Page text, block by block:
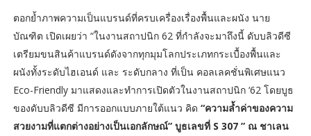
ตอกย้ำภาพความเป็นแบรนด์ที่ครบเครื่องเรื่องพื้นและผนัง นาย
บัณฑิต เปิดเผยว่า “ในงานสถาปนิก 62 ที่กำลังจะมาถึงนี้ ดับบลิวดีซี
เตรียมขนสินค้าแบรนด์ดังจากทุกมุมโลกประเภทกระเบื้องพื้นและ
ผนังทั้งระดับไฮเอนด์ และ ระดับกลาง ที่เป็น คอลเลคชั่นพิเศษแนว
Eco-Friendly มาแสดงและทำการเปิดตัวในงานสถาปนิก ‘62 โดยบูธ
ของดับบลิวดีซี มีการออกแบบภายใต้แนว คิด “ความล้ำค่าของความ
สวยงามที่แตกต่างอย่างเป็นเอกลักษณ์” บูธเลขที่ S 307 ” ณ ชาเลน